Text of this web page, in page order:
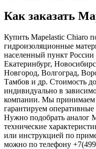
Как заказать
Купить Mapelastic Chiaro
гидроизоляционные
населенный пункт
Екатеринбург,
Новгород, Волгоград,
Тамбов и др. Стоимость
индивидуально в
компании. Мы принимаем
гарантируем
Нужно подобрать аналог
технические
или инструкцией по
можно по телефону